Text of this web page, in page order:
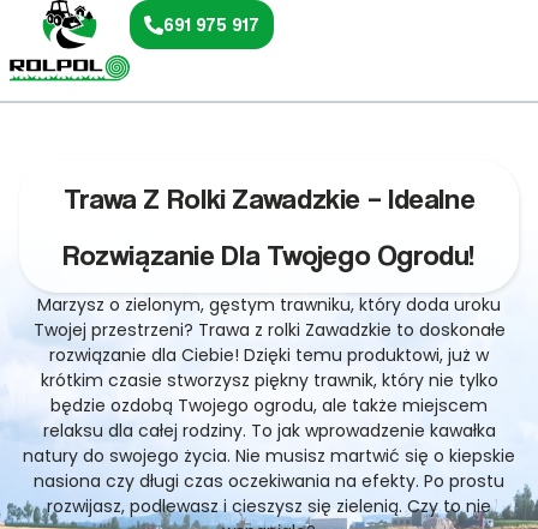
691 975 917
Trawa Z Rolki Zawadzkie – Idealne
Rozwiązanie Dla Twojego Ogrodu!
Marzysz o zielonym, gęstym trawniku, który doda uroku
Twojej przestrzeni? Trawa z rolki Zawadzkie to doskonałe
rozwiązanie dla Ciebie! Dzięki temu produktowi, już w
krótkim czasie stworzysz piękny trawnik, który nie tylko
będzie ozdobą Twojego ogrodu, ale także miejscem
relaksu dla całej rodziny. To jak wprowadzenie kawałka
natury do swojego życia. Nie musisz martwić się o kiepskie
nasiona czy długi czas oczekiwania na efekty. Po prostu
rozwijasz, podlewasz i cieszysz się zielenią. Czy to nie